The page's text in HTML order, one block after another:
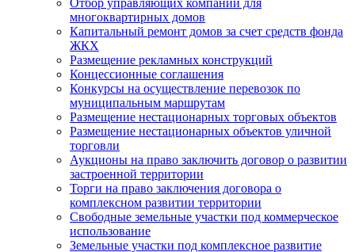
Отбор управляющих компаний для
многоквартирных домов
Капитальный ремонт домов за счет средств фонда
ЖКХ
Размещение рекламных конструкций
Концессионные соглашения
Конкурсы на осуществление перевозок по
муниципальным маршрутам
Размещение нестационарных торговых объектов
Размещение нестационарных объектов уличной
торговли
Аукционы на право заключить договор о развитии
застроенной территории
Торги на право заключения договора о
комплексном развитии территории
Свободные земельные участки под коммерческое
использование
Земельные участки под комплексное развитие